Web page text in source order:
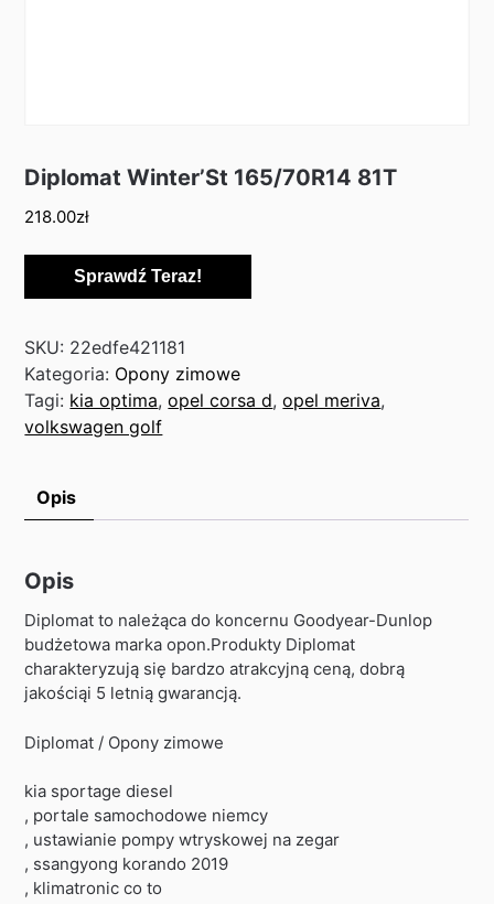
Diplomat Winter’St 165/70R14 81T
218.00zł
Sprawdź Teraz!
SKU: 22edfe421181
Kategoria: Opony zimowe
Tagi: kia optima,opel corsa d,opel meriva,
volkswagen golf
Opis
Opis
Diplomat to należąca do koncernu Goodyear-Dunlop
budżetowa marka opon.Produkty Diplomat
charakteryzują się bardzo atrakcyjną ceną, dobrą
jakościąi 5 letnią gwarancją.
Diplomat / Opony zimowe
kia sportage diesel
, portale samochodowe niemcy
, ustawianie pompy wtryskowej na zegar
, ssangyong korando 2019
, klimatronic co to